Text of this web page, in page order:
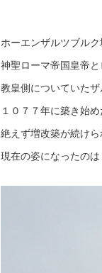
ホーエンザルツブル
神聖ローマ帝国皇帝
教皇側についていた
１０７７年に築き始め
絶えず増改築が続け
現在の姿になったのは